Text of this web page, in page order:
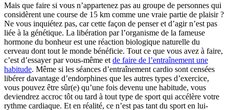
Mais que faire si vous n’appartenez pas au groupe de personnes qui
considèrent une course de 15 km comme une vraie partie de plaisir ?
Ne vous inquiétez pas, car cette façon de penser et d’agir n’est pas
liée à la génétique. La libération par l’organisme de la fameuse
hormone du bonheur est une réaction biologique naturelle du
cerveau dont tout le monde bénéficie. Tout ce que vous avez à faire,
c’est d’essayer par vous-même et de faire de l’entraînement une
habitude. Même si les séances d’entraînement cardio sont censées
libérer davantage d’endorphines que les autres types d’exercice,
vous pouvez être sûr(e) qu’une fois devenu une habitude, vous
deviendrez accroc tôt ou tard à tout type de sport qui accélère votre
rythme cardiaque. Et en réalité, ce n’est pas tant du sport en lui-